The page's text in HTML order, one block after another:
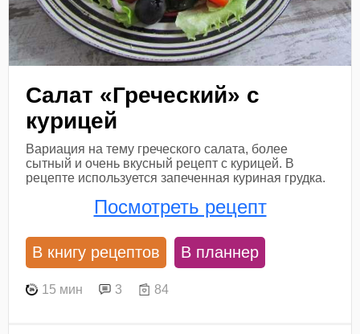
Салат «Греческий» с
курицей
Вариация на тему греческого салата, более
сытный и очень вкусный рецепт с курицей. В
рецепте используется запеченная куриная грудка.
Посмотреть рецепт
В книгу рецептов В планнер
15 мин 3 84